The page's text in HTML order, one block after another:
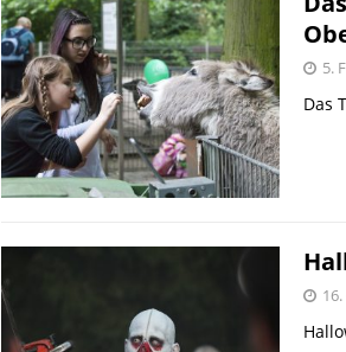
[ 29. November 2020 ]
5.
Das